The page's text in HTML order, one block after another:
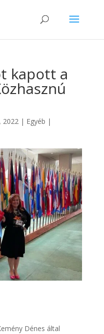
kapott a
2022| Egyéb |
Dénes által